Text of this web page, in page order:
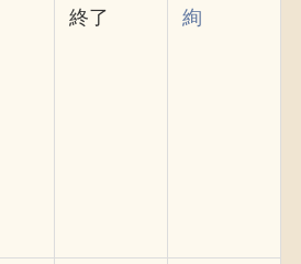
終了
絢